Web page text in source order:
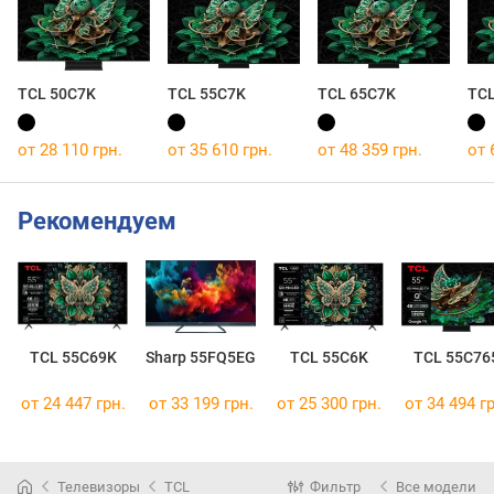
TCL 50C7K TCL 55C7K TCL 65C7K
от 28 110 грн. от 35 610 грн. от 48 359 грн. от
Рекомендуем
TCL 55C69K Sharp 55FQ5EG TCL 55C6K TCL
от 24 447 грн. от 33 199 грн. от 25 300 грн. от 34 494
Телевизоры TCL Фильтр Все модели